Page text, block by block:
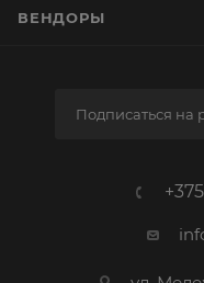
ВЕНДОРЫ
Подписаться на